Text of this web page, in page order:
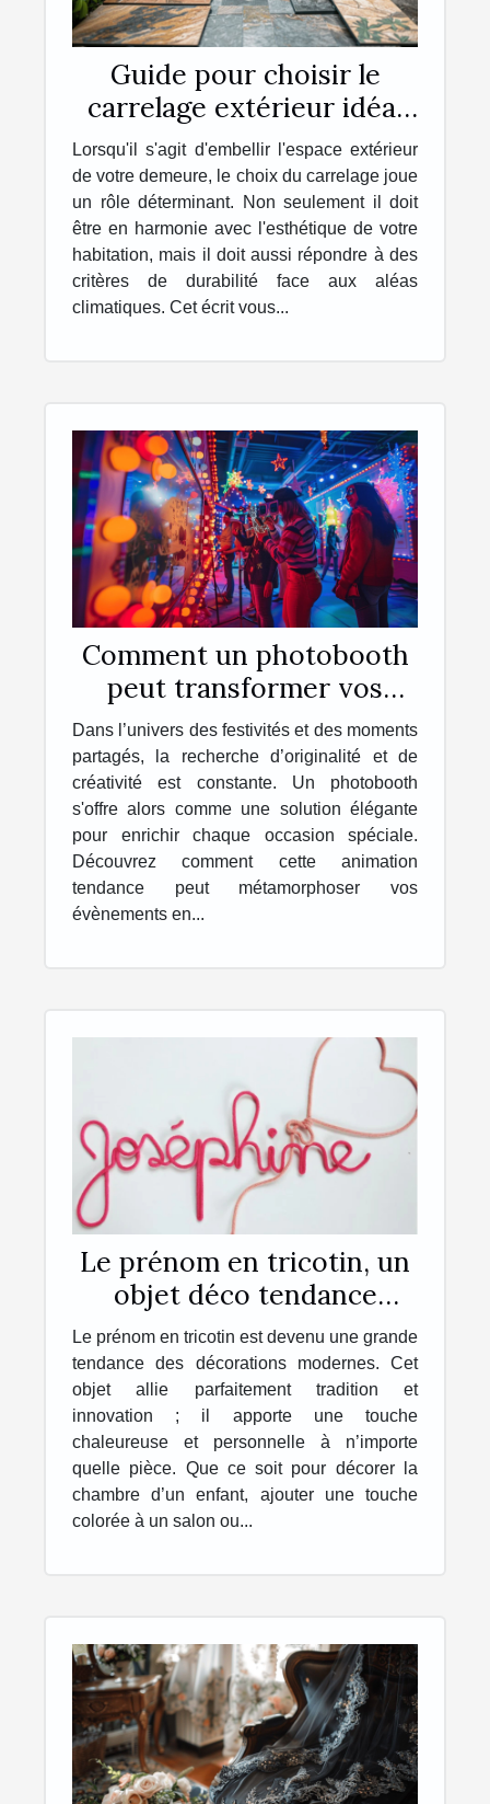
Guide pour choisir le
carrelage extérieur idéal
pour votre maison
Lorsqu'il s'agit d'embellir l'espace extérieur
de votre demeure, le choix du carrelage joue
un rôle déterminant. Non seulement il doit
être en harmonie avec l'esthétique de votre
habitation, mais il doit aussi répondre à des
critères de durabilité face aux aléas
climatiques. Cet écrit vous...
Comment un photobooth
peut transformer vos
événements en souvenirs
inoubliables
Dans l’univers des festivités et des moments
partagés, la recherche d’originalité et de
créativité est constante. Un photobooth
s'offre alors comme une solution élégante
pour enrichir chaque occasion spéciale.
Découvrez comment cette animation
tendance peut métamorphoser vos
évènements en...
Le prénom en tricotin, un
objet déco tendance
personnalisé, unique et
original !
Le prénom en tricotin est devenu une grande
tendance des décorations modernes. Cet
objet allie parfaitement tradition et
innovation ; il apporte une touche
chaleureuse et personnelle à n’importe
quelle pièce. Que ce soit pour décorer la
chambre d’un enfant, ajouter une touche
colorée à un salon ou...